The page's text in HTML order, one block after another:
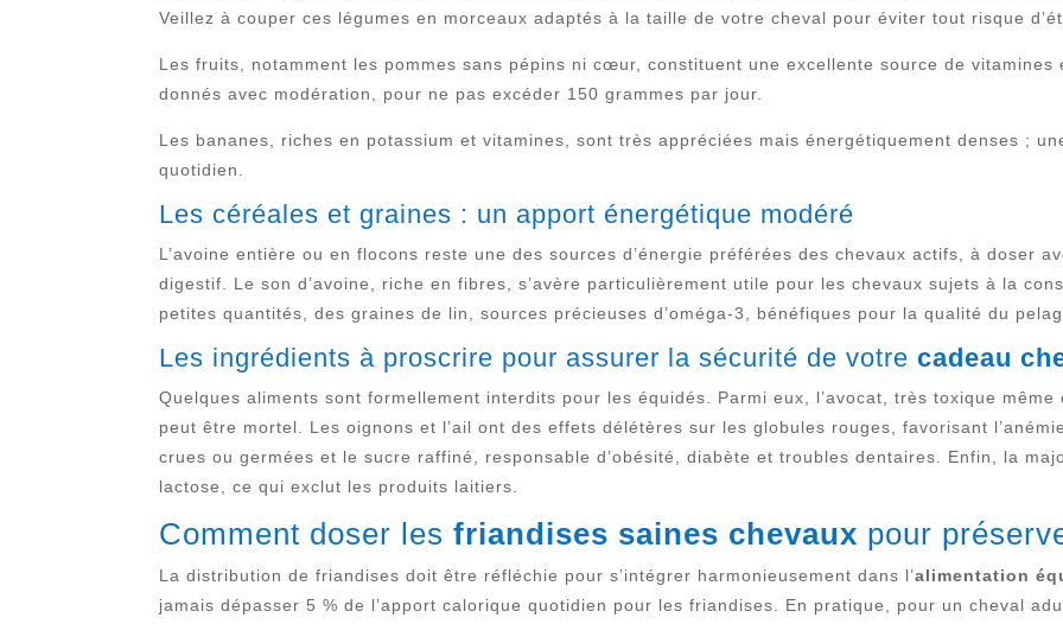
Veillez à couper ces légumes en morceaux adaptés à la taille de votre cheval pour éviter tout risque
Les fruits, notamment les pommes sans pépins ni cœur, constituent une excellente source de
donnés avec modération, pour ne pas excéder 150 grammes par jour.
Les bananes, riches en potassium et vitamines, sont très appréciées mais énergétiquement denses ;
quotidien.
Les céréales et graines : un apport énergétique modéré
L’avoine entière ou en flocons reste une des sources d’énergie préférées des chevaux actifs, à doser
digestif. Le son d’avoine, riche en fibres, s’avère particulièrement utile pour les chevaux sujets à la
petites quantités, des graines de lin, sources précieuses d’oméga-3, bénéfiques pour la qualité du
Les ingrédients à proscrire pour assurer la sécurité de votrecadeau
Quelques aliments sont formellement interdits pour les équidés. Parmi eux, l’avocat, très toxique
peut être mortel. Les oignons et l’ail ont des effets délétères sur les globules rouges, favorisant
crues ou germées et le sucre raffiné, responsable d’obésité, diabète et troubles dentaires. Enfin, la
lactose, ce qui exclut les produits laitiers.
Comment doser lesfriandises saines chevaux pour
La distribution de friandises doit être réfléchie pour s’intégrer harmonieusement dans l’alimentation
jamais dépasser 5 % de l’apport calorique quotidien pour les friandises. En pratique, pour un cheval